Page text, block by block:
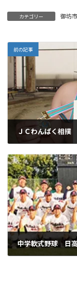
カテゴリー 御坊市
前の記事
ＪＣわんぱく相撲
中学軟式野球 日